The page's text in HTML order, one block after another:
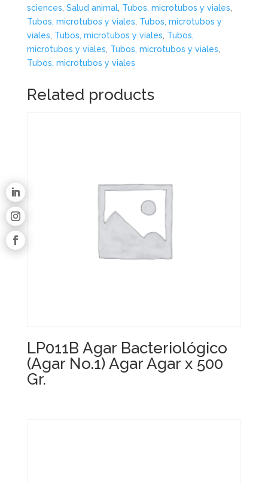
sciences, Salud animal, Tubos, microtubos y viales,
Tubos, microtubos y viales, Tubos, microtubos y
viales, Tubos, microtubos y viales, Tubos,
microtubos y viales, Tubos, microtubos y viales,
Tubos, microtubos y viales
Related products
LP011B Agar Bacteriológico
(Agar No.1) Agar Agar x 500
Gr.